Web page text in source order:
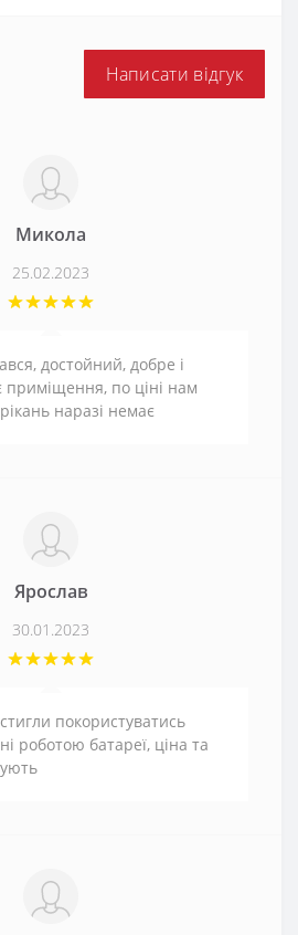
Написати відгук
Микола
25.02.2023
достойний, добре і
приміщення, по ціні нам
наразі немає
Ярослав
30.01.2023
покористуватись
роботою батареї, ціна та